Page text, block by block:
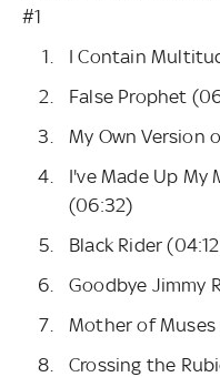
#1
I Contain
False Prophet
My Own Version
I've Made Up My
(06:32)
Black Rider
Goodbye Jimmy
Mother of
Crossing the